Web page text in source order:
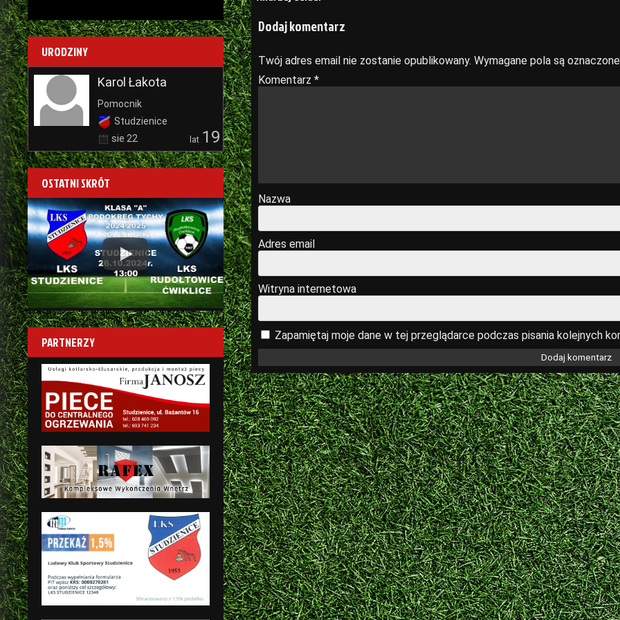
wpisu
Dodaj komentarz
Twój adres email nie zostanie opublikowany. Wymagane pola są
Komentarz *
Nazwa
Adres email
Witryna internetowa
Zapamiętaj moje dane w tej przeglądarce podczas pisania kolejnych
URODZINY
Karol Łakota
Pomocnik
Studzienice
sie 22
lat 19
OSTATNI SKRÓT
Play
PARTNERZY